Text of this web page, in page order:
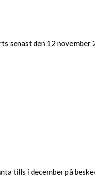
senast den 12 november
tills i december på